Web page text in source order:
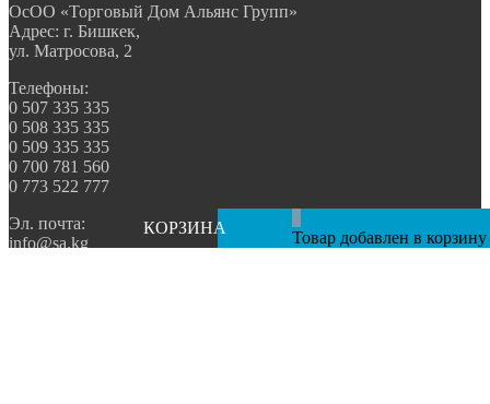
КОРЗИНА
Товар добавлен в корзину
ОсОО «Торговый Дом Альянс Групп»
Адрес: г. Бишкек,
ул. Матросова, 2
Телефоны:
0 507 335 335
0 508 335 335
0 509 335 335
0 700 781 560
0 773 522 777
Эл. почта:
info@sa.kg